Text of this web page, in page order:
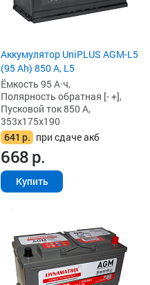
Аккумулятор UniPLUS AGM-L5
(95 Ah) 850 А, L5
Ёмкость 95 А·ч,
Полярность обратная [- +],
Пусковой ток 850 А,
353x175x190
641 р. при сдаче акб
668р.
Купить